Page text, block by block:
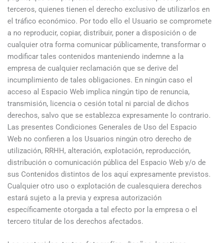
terceros, quienes tienen el derecho exclusivo de utilizarlos en
el tráfico económico. Por todo ello el Usuario se compromete
a no reproducir, copiar, distribuir, poner a disposición o de
cualquier otra forma comunicar públicamente, transformar o
modificar tales contenidos manteniendo indemne a la
empresa de cualquier reclamación que se derive del
incumplimiento de tales obligaciones. En ningún caso el
acceso al Espacio Web implica ningún tipo de renuncia,
transmisión, licencia o cesión total ni parcial de dichos
derechos, salvo que se establezca expresamente lo contrario.
Las presentes Condiciones Generales de Uso del Espacio
Web no confieren a los Usuarios ningún otro derecho de
utilización, RRHH, alteración, explotación, reproducción,
distribución o comunicación pública del Espacio Web y/o de
sus Contenidos distintos de los aquí expresamente previstos.
Cualquier otro uso o explotación de cualesquiera derechos
estará sujeto a la previa y expresa autorización
específicamente otorgada a tal efecto por la empresa o el
tercero titular de los derechos afectados.